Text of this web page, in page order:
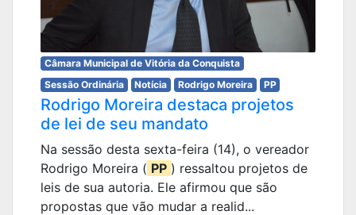
Câmara Municipal de Vitória da Conquista
Sessão Ordinária
Notícia Rodrigo Moreira PP
Rodrigo Moreira destaca projetos
de lei de seu mandato
Na sessão desta sexta-feira (14), o vereador
Rodrigo Moreira ( PP ) ressaltou projetos de
leis de sua autoria. Ele afirmou que são
propostas que vão mudar a realid...